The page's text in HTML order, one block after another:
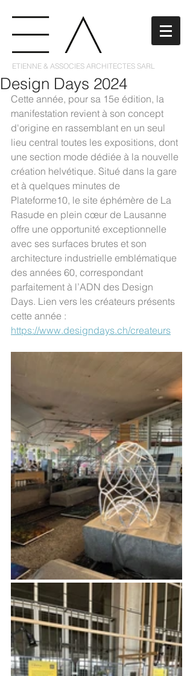
ETIENNE & ASSOCIES ARCHITECTES SARL
Design Days 2024
Cette année, pour sa 15e édition, la
manifestation revient à son concept
d'origine en rassemblant en un seul
lieu central toutes les expositions, dont
une section mode dédiée à la nouvelle
création helvétique.​ Situé dans la gare
et à quelques minutes de
Plateforme10, le site éphémère de La
Rasude en plein cœur de Lausanne
offre une opportunité exceptionnelle
avec ses surfaces brutes et son
architecture industrielle emblématique
des années 60, correspondant
parfaitement à l’ADN des Design
Days. Lien vers les créateurs présents
cette année :
https://www.designdays.ch/createurs